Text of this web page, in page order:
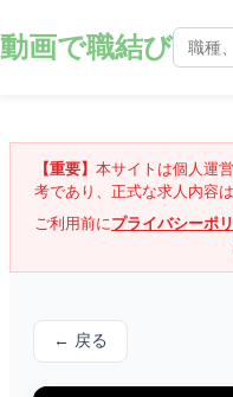
動画で職結び
【重要】 本サイトは個人運
考であり、正式な求人内容
ご利用前にプライバシーポ
← 戻る